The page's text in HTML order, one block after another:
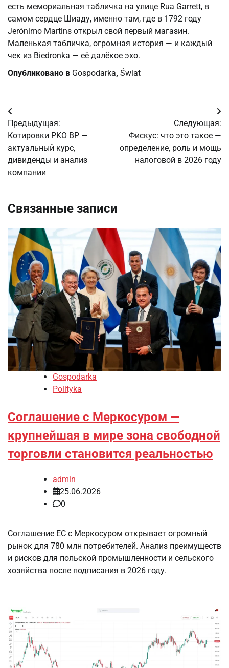
есть мемориальная табличка на улице Rua Garrett, в
самом сердце Шиаду, именно там, где в 1792 году
Jerónimo Martins открыл свой первый магазин.
Маленькая табличка, огромная история — и каждый
чек из Biedronka — её далёкое эхо.
Опубликовано в Gospodarka, Świat
Навигация
по
записям
Предыдущая:
Котировки PKO BP —
актуальный курс,
дивиденды и анализ
компании
Следующая:
Фискус: что это такое —
определение, роль и мощь
налоговой в 2026 году
Связанные записи
Gospodarka
Polityka
Соглашение с Меркосуром —
крупнейшая в мире зона свободной
торговли становится реальностью
admin
25.06.2026
0
Соглашение ЕС с Меркосуром открывает огромный
рынок для 780 млн потребителей. Анализ преимуществ
и рисков для польской промышленности и сельского
хозяйства после подписания в 2026 году.